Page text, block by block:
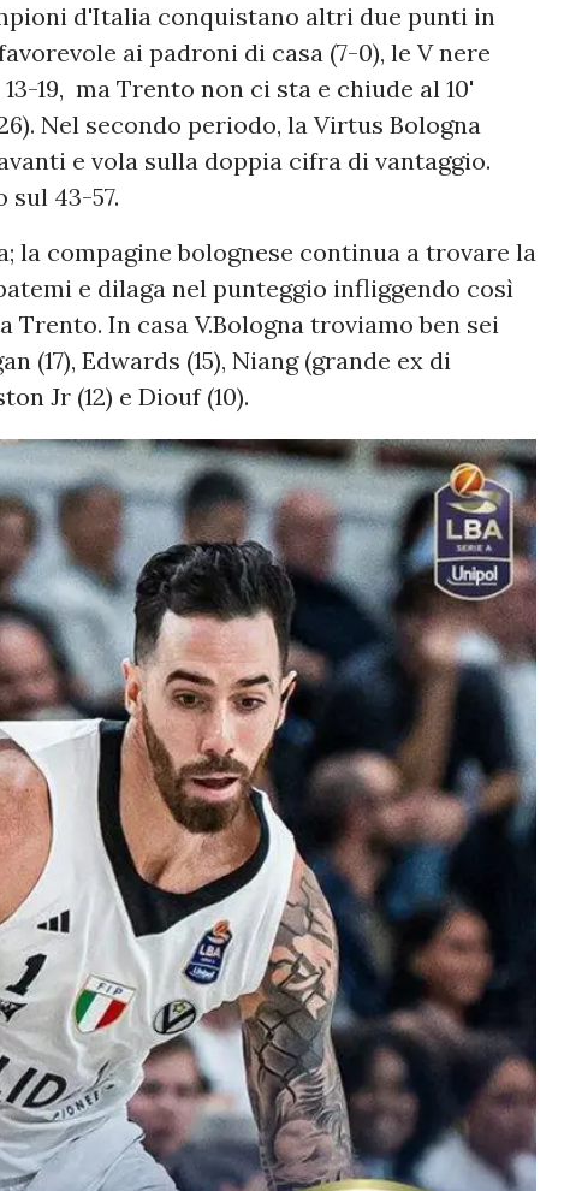
d'Italia conquistano altri due punti in
ai padroni di casa (7-0), le V nere
19, ma Trento non ci sta e chiude al 10'
Nel secondo periodo, la Virtus Bologna
e vola sulla doppia cifra di vantaggio.
43-57.
la compagine bolognese continua a trovare la
e dilaga nel punteggio infliggendo così
In casa V.Bologna troviamo ben sei
(17), Edwards (15), Niang (grande ex di
Jr (12) e Diouf (10).